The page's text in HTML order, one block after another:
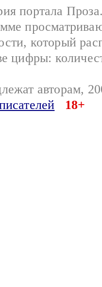
портала
который
цифры:
авторам,
18+